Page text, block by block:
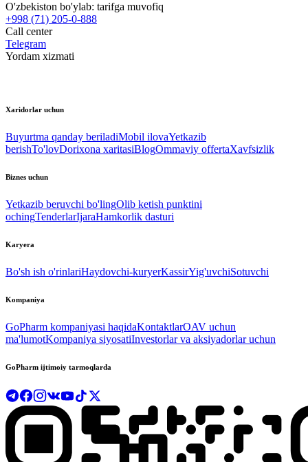
O'zbekiston bo'ylab: tarifga muvofiq
+998 (71) 205-0-888
Call center
Telegram
Yordam xizmati
Xaridorlar uchun
Buyurtma qanday beriladiMobil ilovaYetkazib
berishTo'lovDorixona xaritasiBlogOmmaviy offertaXavfsizlik
Biznes uchun
Yetkazib beruvchi bo'lingOlib ketish punktini
ochingTenderlarIjaraHamkorlik dasturi
Karyera
Bo'sh ish o'rinlariHaydovchi-kuryerKassirYig'uvchiSotuvchi
Kompaniya
GoPharm kompaniyasi haqidaKontaktlarOAV uchun
ma'lumotKompaniya siyosatiInvestorlar va aksiyadorlar uchun
GoPharm ijtimoiy tarmoqlarda